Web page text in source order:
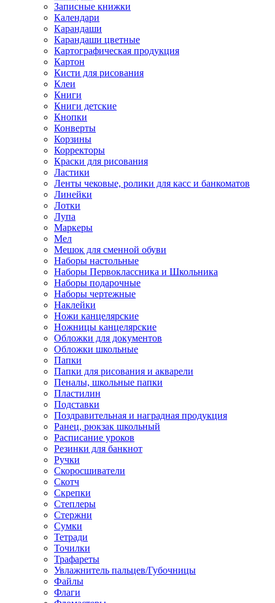
Записные книжки
Календари
Карандаши
Карандаши цветные
Картографическая продукция
Картон
Кисти для рисования
Клеи
Книги
Книги детские
Кнопки
Конверты
Корзины
Корректоры
Краски для рисования
Ластики
Ленты чековые, ролики для касс и банкоматов
Линейки
Лотки
Лупа
Маркеры
Мел
Мешок для сменной обуви
Наборы настольные
Наборы Первоклассника и Школьника
Наборы подарочные
Наборы чертежные
Наклейки
Ножи канцелярские
Ножницы канцелярские
Обложки для документов
Обложки школьные
Папки
Папки для рисования и акварели
Пеналы, школьные папки
Пластилин
Подставки
Поздравительная и наградная продукция
Ранец, рюкзак школьный
Расписание уроков
Резинки для банкнот
Ручки
Скоросшиватели
Скотч
Скрепки
Степлеры
Стержни
Сумки
Тетради
Точилки
Трафареты
Увлажнитель пальцев/Губочницы
Файлы
Флаги